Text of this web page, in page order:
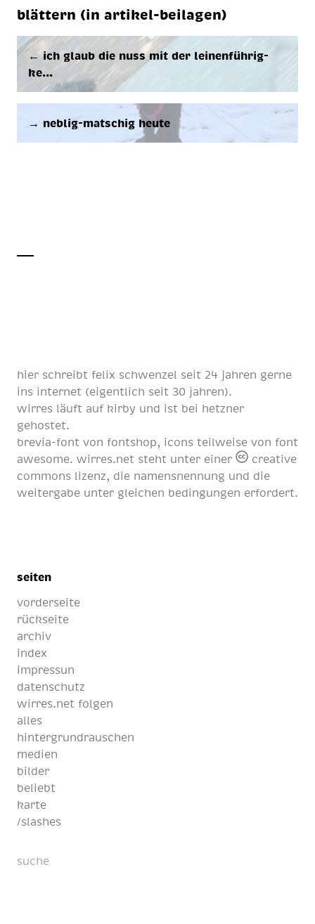
blättern (in artikel-beilagen)
← ich glaub die nuss mit der lei­nen­füh­rig­
ke…
→ neb­lig-mat­schig heu­te
hier schreibt felix schwenzel seit 24 jahren gerne
ins internet (eigentlich seit 30 jahren).
wirres läuft auf kirby und ist bei hetzner
gehostet.
brevia-font von fontshop, icons teilweise von font
awesome. wirres.net steht unter einer
creative
commons lizenz, die namensnennung und die
weitergabe unter gleichen bedingungen erfordert.
seiten
vorderseite
rückseite
archiv
index
impressun
datenschutz
wirres.net folgen
alles
hintergrundrauschen
medien
bilder
beliebt
karte
/slashes